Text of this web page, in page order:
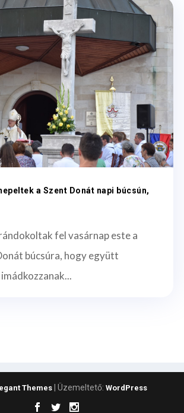
a Szent Donát napi búcsún,
fel vasárnap este a
búcsúra, hogy együtt
Themes | Üzemeltető: WordPress